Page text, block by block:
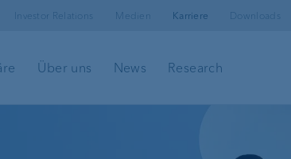
Investor Relations Medien Karriere Downloads
Über uns News Research